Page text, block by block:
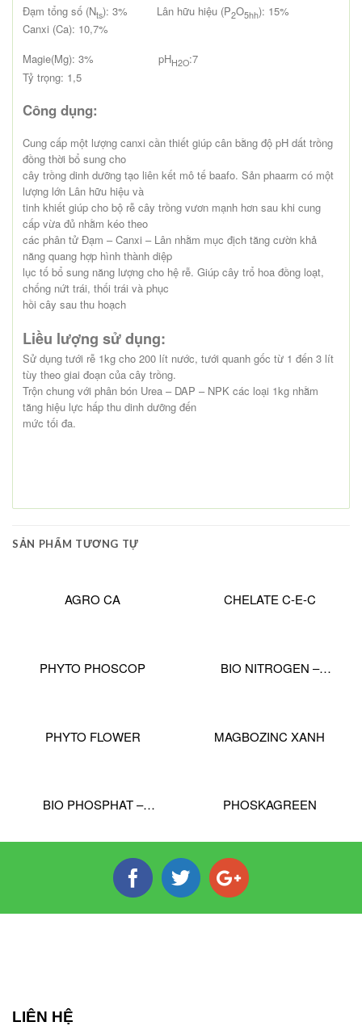
Đạm tổng số (Nts): 3% Lân hữu hiệu (P2O5hh): 15%
Canxi (Ca): 10,7%
Magie(Mg): 3% pHH2O:7
Tỷ trọng: 1,5
Công dụng:
Cung cấp một lượng canxi cần thiết giúp cân bằng độ pH dất trồng
đồng thời bổ sung cho
cây trồng dinh dưỡng tạo liên kết mô tế baafo. Sản phaarm có một
lượng lớn Lân hữu hiệu và
tinh khiết giúp cho bộ rễ cây trồng vươn mạnh hơn sau khi cung
cấp vừa đủ nhằm kéo theo
các phân tử Đạm – Canxi – Lân nhằm mục địch tăng cườn khả
năng quang hợp hình thành diệp
lục tố bổ sung năng lượng cho hệ rễ. Giúp cây trổ hoa đồng loạt,
chống nứt trái, thối trái và phục
hồi cây sau thu hoạch
Liều lượng sử dụng:
Sử dụng tưới rễ 1kg cho 200 lít nước, tưới quanh gốc từ 1 đến 3 lít
tùy theo giai đoạn của cây trồng.
Trộn chung với phân bón Urea – DAP – NPK các loại 1kg nhằm
tăng hiệu lực hấp thu dinh dưỡng đến
mức tối đa.
SẢN PHẨM TƯƠNG TỰ
AGRO CA CHELATE C-E-C
PHYTO PHOSCOP
BIO NITROGEN –
PHYTO FLOWER MAGBOZINC XANH
BIO PHOSPHAT –
PHOSKAGREEN
LIÊN HỆ